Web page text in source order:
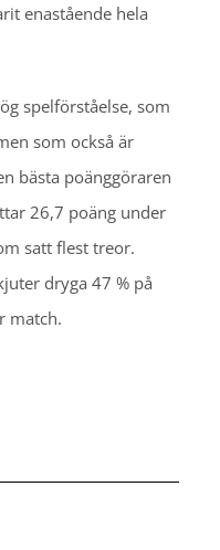
enastående hela
spelförståelse, som
som också är
bästa poänggöraren
26,7 poäng under
satt flest treor.
dryga 47 % på
match.